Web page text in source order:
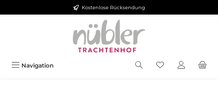
Zum Hauptinhalt springen Kostenlose Rücksendung
Navigation